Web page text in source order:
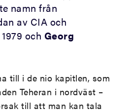
namn från
av CIA och
och Georg
till i de nio kapitlen, som
Teheran i nordväst –
till att man kan tala